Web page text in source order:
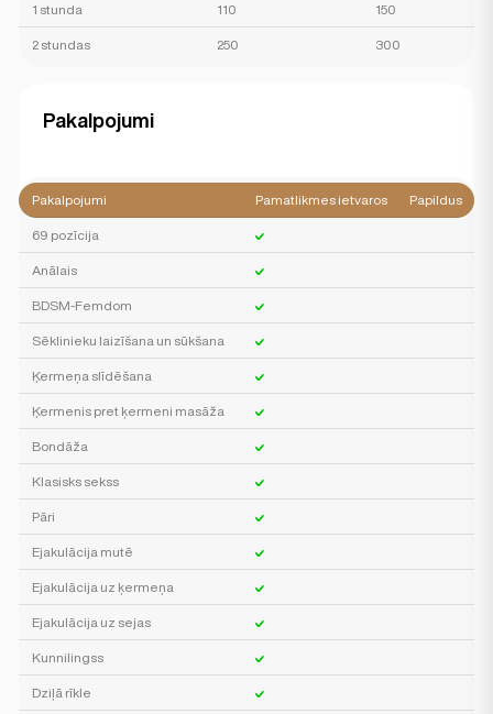
1 stunda 110 150
2 stundas 250 300
Pakalpojumi
Pakalpojumi Pamatlikmes ietvaros Papildus
69 pozīcija
Anālais
BDSM-Femdom
Sēklinieku laizīšana un sūkšana
Ķermeņa slīdēšana
Ķermenis pret ķermeni masāža
Bondāža
Klasisks sekss
Pāri
Ejakulācija mutē
Ejakulācija uz ķermeņa
Ejakulācija uz sejas
Kunnilingss
Dziļā rīkle